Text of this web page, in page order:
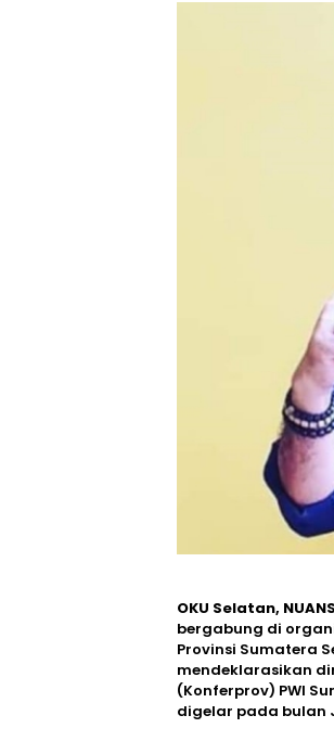
OKU Selatan,
bergabung di
Provinsi Sumatera
mendeklarasikan
(Konferprov) PWI
digelar pada bulan